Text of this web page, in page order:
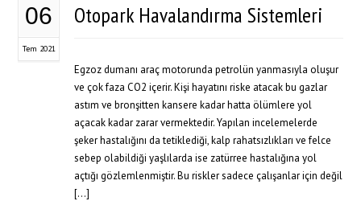
06
Tem 2021
Otopark Havalandırma Sistemleri
Egzoz dumanı araç motorunda petrolün yanmasıyla oluşur
ve çok faza CO2 içerir. Kişi hayatını riske atacak bu gazlar
astım ve bronşitten kansere kadar hatta ölümlere yol
açacak kadar zarar vermektedir. Yapılan incelemelerde
şeker hastalığını da tetiklediği, kalp rahatsızlıkları ve felce
sebep olabildiği yaşlılarda ise zatürree hastalığına yol
açtığı gözlemlenmiştir. Bu riskler sadece çalışanlar için değil
[…]